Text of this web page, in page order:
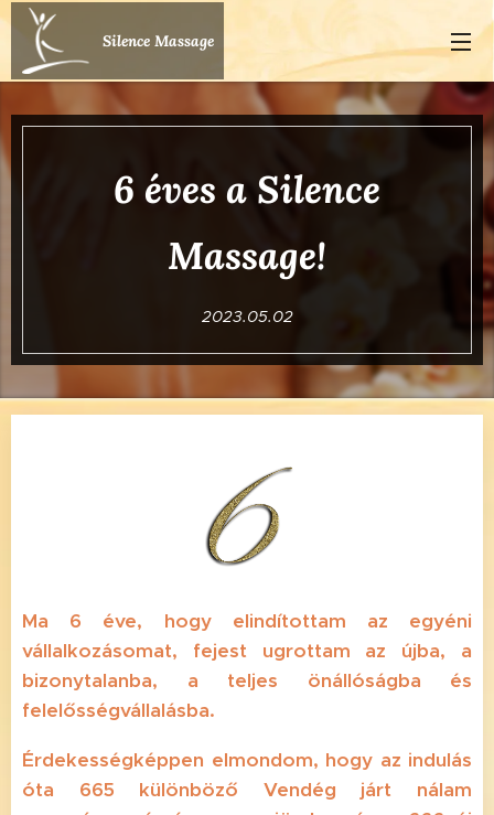
Silence Massage
6 éves a Silence
Massage!
2023.05.02
Ma 6 éve, hogy elindítottam az egyéni
vállalkozásomat, fejest ugrottam az újba, a
bizonytalanba, a teljes önállóságba és
felelősségvállalásba.
Érdekességképpen elmondom, hogy az indulás
óta 665 különböző Vendég járt nálam